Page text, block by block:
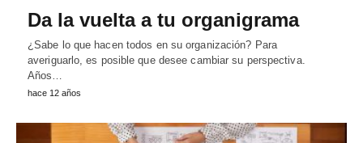
Da la vuelta a tu organigrama
¿Sabe lo que hacen todos en su organización? Para
averiguarlo, es posible que desee cambiar su perspectiva.
Años…
hace 12 años